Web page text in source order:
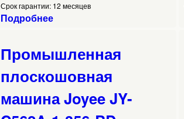
Срок гарантии: 12 месяцев
Подробнее
Промышленная
плоскошовная
машина Joyee JY-